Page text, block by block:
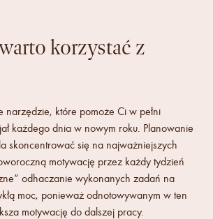
korzystać z
narzędzie, które pomoże Ci w pełni
każdego dnia w nowym roku. Planowanie
skoncentrować się na najważniejszych
motywację przez każdy tydzień
odhaczanie wykonanych zadań na
moc, ponieważ odnotowywanym w ten
motywację do dalszej pracy.